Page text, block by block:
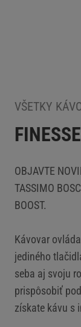
VŠETKY
OBJAVTE
TASSIMO
BOOST.
Kávovar
jediného
seba aj svoju
prispôsobiť
získate kávu s